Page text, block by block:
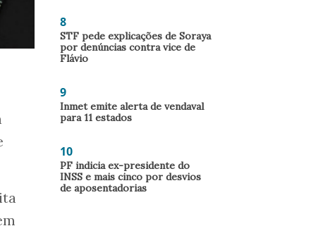
8
STF pede explicações de Soraya
por denúncias contra vice de
Flávio
9
Inmet emite alerta de vendaval
para 11 estados
10
PF indicia ex-presidente do
INSS e mais cinco por desvios
de aposentadorias